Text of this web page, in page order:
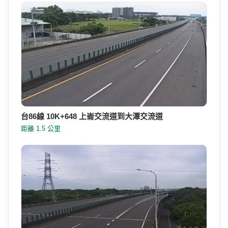
台86線 10K+648 上崙交流道到大潭交流道
距離 1.5 公里